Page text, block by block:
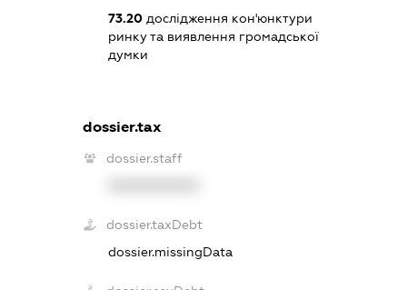
73.20дослідження кон'юнктури
ринку та виявлення громадської
думки
dossier.tax
dossier.staff
dossier.taxDebt
dossier.missingData